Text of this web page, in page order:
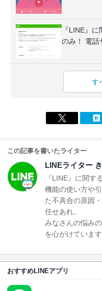
『LINE』
のみ！ 電話
す
この記事を書いたライター
LINEライター
『LINE』に関す
機能の使い方や
た不具合の原因
任せあれ。
みなさんの悩み
を心がけています
おすすめLINEアプリ